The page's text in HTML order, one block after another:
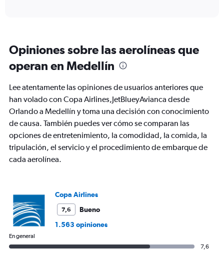
6
The
has
2
Y
axes
displaying
Avg.
Price
and
Number
Opiniones sobre las aerolíneas que
operan en Medellín
Lee atentamente las opiniones de usuarios anteriores que
han volado con Copa Airlines,JetBlueyAvianca desde
Orlando a Medellín y toma una decisión con conocimiento
de causa. También puedes ver cómo se comparan las
opciones de entretenimiento, la comodidad, la comida, la
tripulación, el servicio y el procedimiento de embarque de
cada aerolínea.
Copa Airlines
7,6
Bueno
1.563 opiniones
En general
7,6